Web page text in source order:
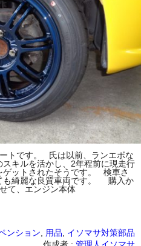
トです。 氏は以前、ランエボな
キルを活かし、2年程前に現走行
ゲットされたそうです。 検車さ
も綺麗な良質車両です。 購入か
て、エンジン本体
ンション 用品
イソマサ対策部品
作成者 : 管理人イソマサ